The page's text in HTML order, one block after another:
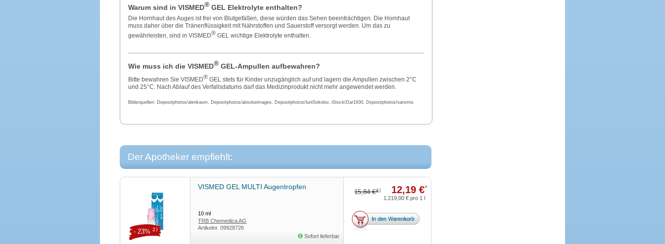
Warum sind in VISMED®GEL Elektrolyte enthalten?
Die Hornhaut des Auges ist frei von Blutgefäßen, diese würden das Sehen beeinträchtigen. Die Hornhaut
muss daher über die Tränenflüssigkeit mit Nährstoffen und Sauerstoff versorgt werden. Um das zu
gewährleisten, sind in VISMED®GEL wichtige Elektrolyte enthalten.
Wie muss ich die VISMED®GEL-Ampullen aufbewahren?
Bitte bewahren Sie VISMED®GEL stets für Kinder unzugänglich auf und lagern die Ampullen zwischen 2°C
und 25°C. Nach Ablauf des Verfallsdatums darf das Medizinprodukt nicht mehr angewendet werden.
Bilderquellen: Depositphotos/alenkasm, Depositphotos/absolutimages, Depositphotos/luriiSokolov, iStock/Dar1930, Depositphotos/sarsmis
Der Apotheker empfiehlt:
VISMED GEL MULTI Augentropfen
10ml
TRB Chemedica AG
Artikelnr.09928726
Sofort lieferbar
15,84 €4) 12,19 €*
- 23% 2)
1.219,00 € pro 1 l